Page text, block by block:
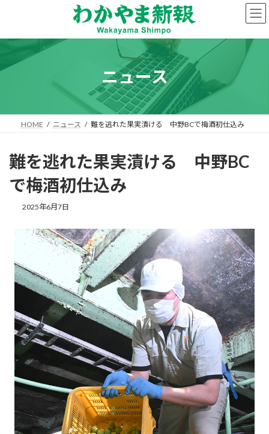
ン
へ
プ
ー
ョ
動
ニュース
HOME ニュース 難を逃れた果実漬ける 中野BCで梅酒初仕込み
難を逃れた果実漬ける 中野BC
で梅酒初仕込み
2025年6月7日